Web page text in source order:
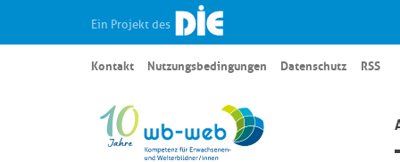
Ein Projekt des
Kontakt Nutzungsbedingungen Datenschutz RSS